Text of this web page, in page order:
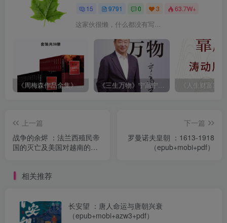
15 9791 0 3 63.7W+
这家伙很懒，什么都没有写...
《周梅森作品全集》[共30册] 《三生万物》宁高宁（epub+mobi+azw3+pdf）
上一篇
战争的余烬 ：法兰西殖民帝
国的灭亡及美国对越南的干
下一篇
罗曼诺夫皇朝 ：1613-1918
（epub+mobi+pdf）
相关推荐
长安望 ：唐人命运与唐朝兴衰
（epub+mobi+azw3+pdf）